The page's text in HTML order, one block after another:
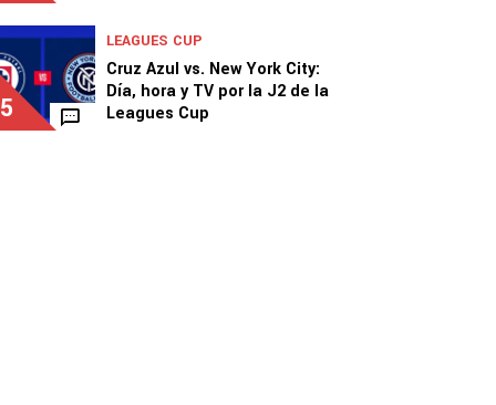
5
LEAGUES CUP
Cruz Azul vs. New York City:
Día, hora y TV por la J2 de la
Leagues Cup